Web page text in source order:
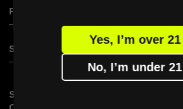
VAPGO BAR VAMX (Saudi Version)
VAPGO BAR X
XERO CLASSIC
XERO NANO
PARTNER WITH US
BECOME A DISTRIBUTOR
VAPGO Ambassador Program
SUPPORT
CONTACT US
STAY
Yes, I’m over 21
No, I’m under 21